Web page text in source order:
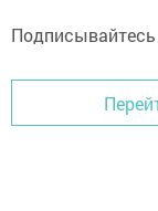
Подписывайтесь